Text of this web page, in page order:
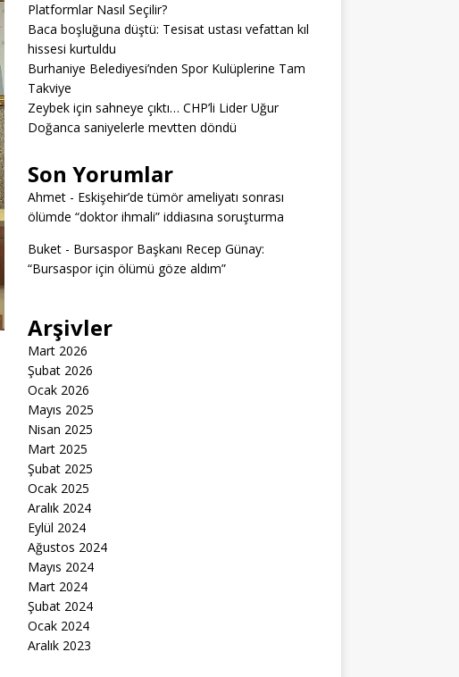
Platformlar Nasıl Seçilir?
Baca boşluğuna düştü: Tesisat ustası vefattan kıl
hissesi kurtuldu
Burhaniye Belediyesi’nden Spor Kulüplerine Tam
Takviye
Zeybek için sahneye çıktı… CHP’li Lider Uğur
Doğanca saniyelerle mevtten döndü
Son Yorumlar
Ahmet- Eskişehir’de tümör ameliyatı sonrası
ölümde “doktor ihmali” iddiasına soruşturma
Buket- Bursaspor Başkanı Recep Günay:
“Bursaspor için ölümü göze aldım”
Arşivler
Mart 2026
Şubat 2026
Ocak 2026
Mayıs 2025
Nisan 2025
Mart 2025
Şubat 2025
Ocak 2025
Aralık 2024
Eylül 2024
Ağustos 2024
Mayıs 2024
Mart 2024
Şubat 2024
Ocak 2024
Aralık 2023